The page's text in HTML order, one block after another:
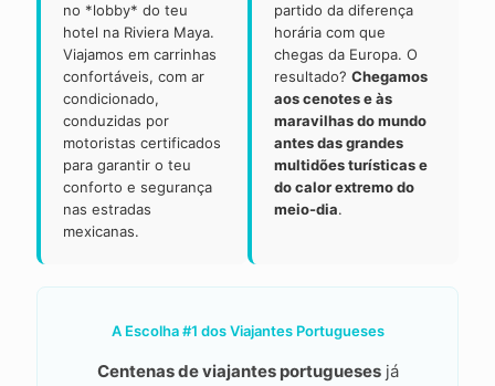
no *lobby* do teu
hotel na Riviera Maya.
Viajamos em carrinhas
confortáveis, com ar
condicionado,
conduzidas por
motoristas certificados
para garantir o teu
conforto e segurança
nas estradas
mexicanas.
partido da diferença
horária com que
chegas da Europa. O
resultado? Chegamos
aos cenotes e às
maravilhas do mundo
antes das grandes
multidões turísticas e
do calor extremo do
meio-dia.
A Escolha #1 dos Viajantes Portugueses
Centenas de viajantes portuguesesjá